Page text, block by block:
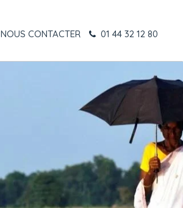
NOUS CONTACTER 01 44 32 12 80